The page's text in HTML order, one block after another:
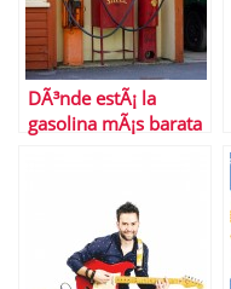
DÃ³nde estÃ¡ la
gasolina mÃ¡s barata